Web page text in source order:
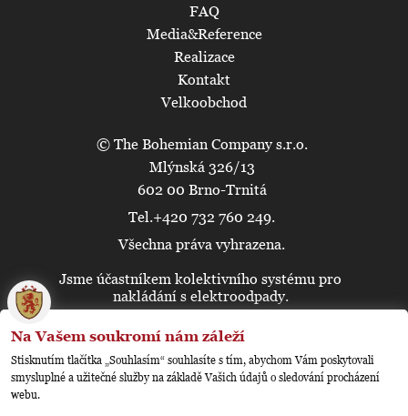
© The Bohemian Company s.r.o.
Mlýnská 326/13
602 00 Brno-Trnitá
Tel.+420 732 760 249.
Všechna práva vyhrazena.
FAQ
Media&Reference
Realizace
Kontakt
Velkoobchod
Jsme účastníkem kolektivního systému pro
nakládání s elektroodpady.
🍪
Na Vašem soukromí nám záleží
Stisknutím tlačítka „Souhlasím“ souhlasíte s tím, abychom Vám poskytovali
smysluplné a užitečné služby na základě Vašich údajů o sledování procházení
webu.